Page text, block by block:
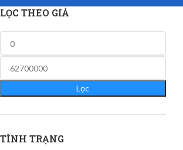
LỌC THEO GIÁ
Lọc
TÌNH TRẠNG